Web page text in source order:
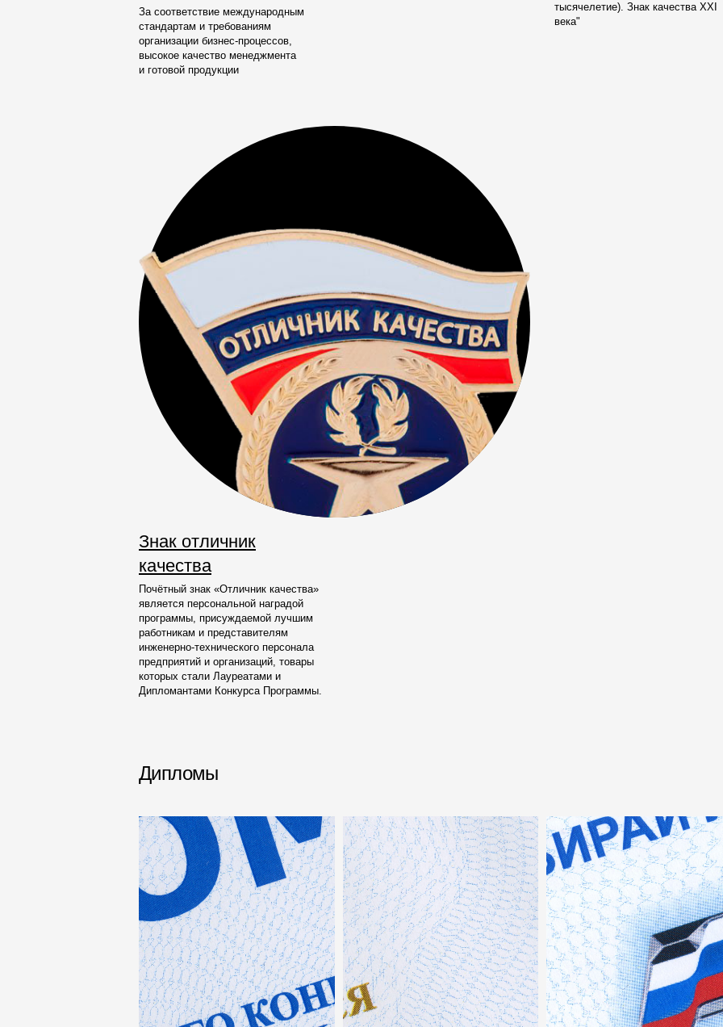
За соответствие международным
стандартам и требованиям
организации бизнес-процессов,
высокое качество менеджмента
и готовой продукции
тысячелетие). Знак качества ХХI
века"
Знак отличник
качества
Почётный знак «Отличник качества»
является персональной наградой
программы, присуждаемой лучшим
работникам и представителям
инженерно-технического персонала
предприятий и организаций, товары
которых стали Лауреатами и
Дипломантами Конкурса Программы.
Дипломы